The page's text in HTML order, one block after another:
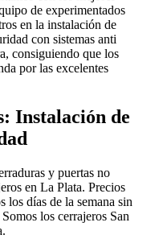
de experimentados
en la instalación de
con sistemas anti
consiguiendo que los
por las excelentes
Instalación de
y puertas no
en La Plata. Precios
los días de la semana sin
los cerrajeros San